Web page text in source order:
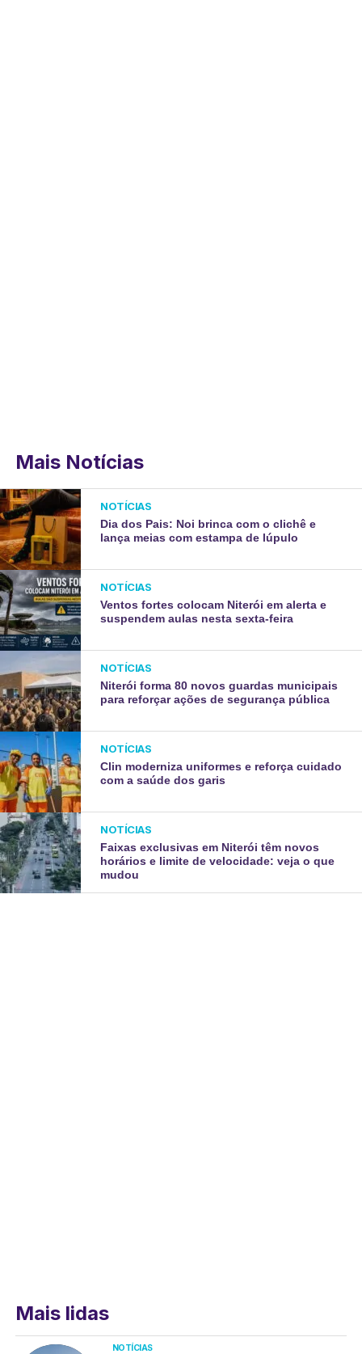
Mais Notícias
NOTÍCIAS
Dia dos Pais: Noi brinca com o clichê e
lança meias com estampa de lúpulo
NOTÍCIAS
Ventos fortes colocam Niterói em alerta e
suspendem aulas nesta sexta-feira
NOTÍCIAS
Niterói forma 80 novos guardas municipais
para reforçar ações de segurança pública
NOTÍCIAS
Clin moderniza uniformes e reforça cuidado
com a saúde dos garis
NOTÍCIAS
Faixas exclusivas em Niterói têm novos
horários e limite de velocidade: veja o que
mudou
Mais lidas
NOTÍCIAS